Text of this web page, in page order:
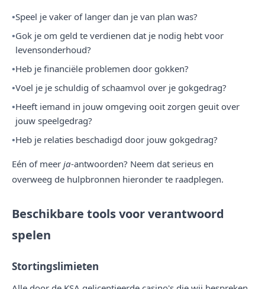
Speel je vaker of langer dan je van plan was?
Gok je om geld te verdienen dat je nodig hebt voor
levensonderhoud?
Heb je financiële problemen door gokken?
Voel je je schuldig of schaamvol over je gokgedrag?
Heeft iemand in jouw omgeving ooit zorgen geuit over
jouw speelgedrag?
Heb je relaties beschadigd door jouw gokgedrag?
Eén of meer ja-antwoorden? Neem dat serieus en
overweeg de hulpbronnen hieronder te raadplegen.
Beschikbare tools voor verantwoord
spelen
Stortingslimieten